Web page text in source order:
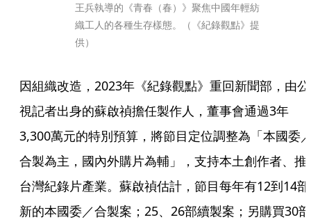
王兵執導的《青春（春）》聚焦中國年輕紡
織工人的各種生存樣態。（《紀錄觀點》提
供）
因組織改造，2023年《紀錄觀點》重回新聞部，由公
視記者出身的蘇啟禎擔任製作人，董事會通過3年
3,300萬元的特別預算，將節目定位調整為「本國委
合製為主，國內外購片為輔」，支持本土創作者、推
台灣紀錄片產業。蘇啟禎估計，節目每年有12到14部
新的本國委／合製案；25、26部續製案；另購買30部